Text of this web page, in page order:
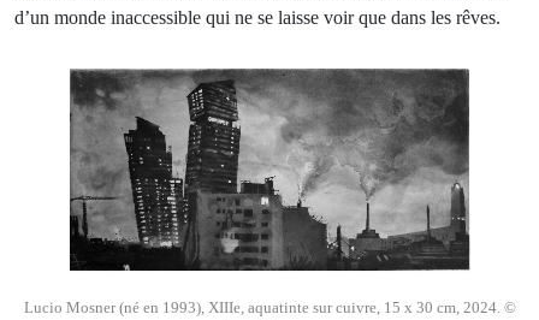
d’un monde inaccessible qui ne se laisse voir que dans les rêves.
Lucio Mosner (né en 1993), XIIIe, aquatinte sur cuivre, 15 x 30 cm, 2024. ©